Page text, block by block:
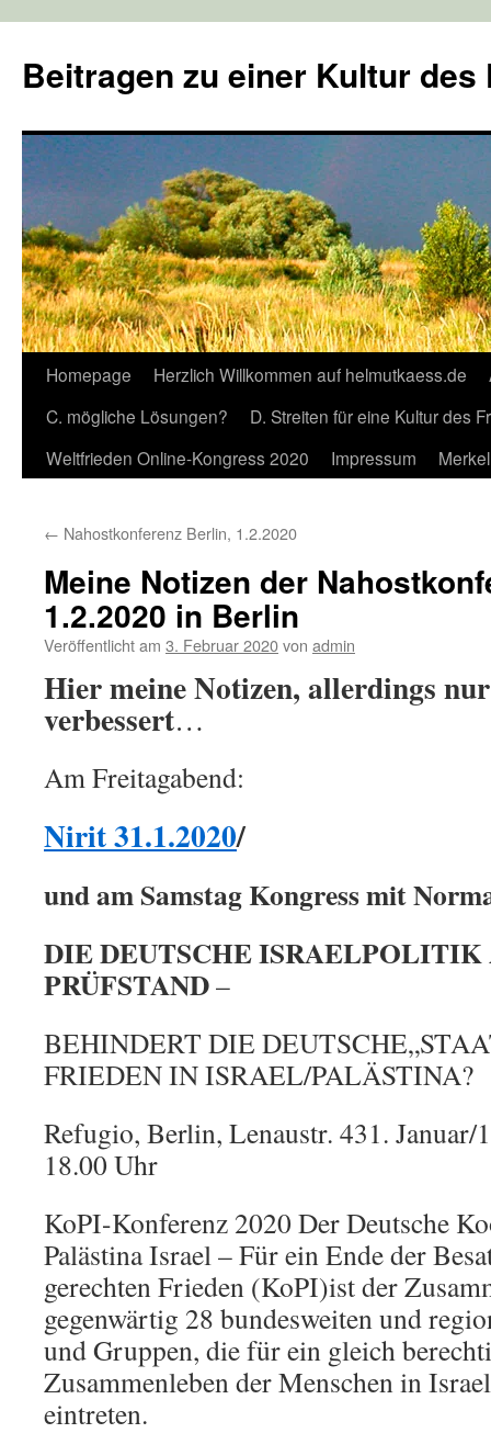
springen
Beitragen zu einer Kultur des
Homepage Herzlich Willkommen auf helmutkaess.de
C. mögliche Lösungen?
D. Streiten für eine Kultur des
Weltfrieden Online-Kongress 2020
Impressum
← Nahostkonferenz Berlin, 1.2.2020
Meine Notizen der
1.2.2020 in Berlin
Veröffentlicht am 3. Februar 2020von admin
Hier meine Notizen, allerdings
verbessert…
Am Freitagabend:
Nirit 31.1.2020/
und am SamstagKongress mit
DIE DEUTSCHE ISRAELPOLITIK
PRÜFSTAND–
BEHINDERT DIE
FRIEDEN IN ISRAEL/PALÄSTINA?
Refugio, Berlin, Lenaustr. 431. Januar/
18.00 Uhr
KoPI-Konferenz 2020 Der Deutsche
Palästina Israel – Für ein Ende der
gerechten Frieden (KoPI)ist der
gegenwärtig 28 bundesweiten und
und Gruppen, die für ein gleich
Zusammenleben der Menschen in
eintreten.